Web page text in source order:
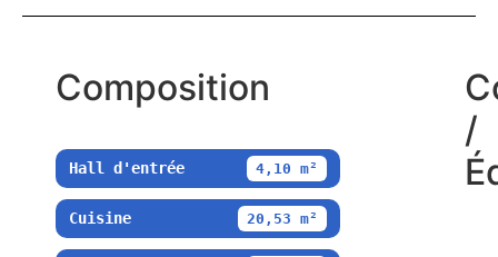
Composition
Hall d'entrée 4,10 m²
Cuisine 20,53 m²
/